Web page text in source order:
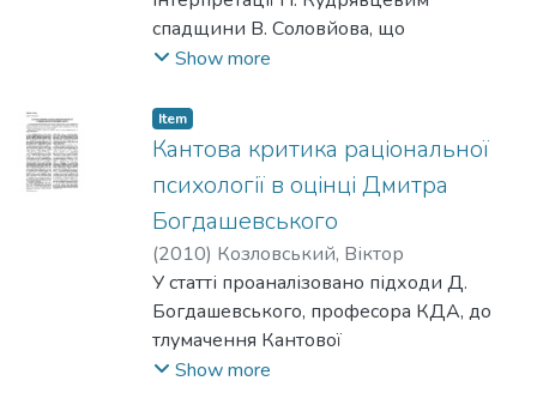
спадщини В. Соловйова, що
увиразнюєтьcя у спробі показати
містичного досвіду з філософською
творчістю.
Show more
Item
Кантова критика раціональної
психології в оцінці Дмитра
Богдашевського
(2010) Козловський, Віктор
У статті проаналізовано підходи Д.
Богдашевського, професора КДА, до
тлумачення Кантової
критики раціональної психології як
Show more